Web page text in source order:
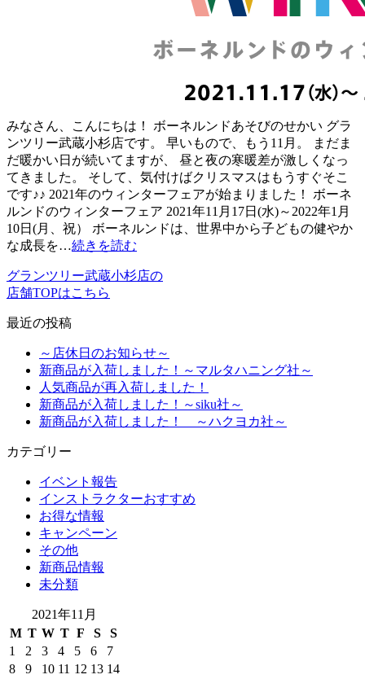
みなさん、こんにちは！ ボーネルンドあそびのせかい グラ
ンツリー武蔵小杉店です。 早いもので、もう11月。 まだま
だ暖かい日が続いてますが、 昼と夜の寒暖差が激しくなっ
てきました。 そして、気付けばクリスマスはもうすぐそこ
です♪♪ 2021年のウィンターフェアが始まりました！ ボーネ
ルンドのウィンターフェア 2021年11月17日(水)～2022年1月
10日(月、祝） ボーネルンドは、世界中から子どもの健やか
な成長を…続きを読む
グランツリー武蔵小杉店の
店舗TOPはこちら
最近の投稿
～店休日のお知らせ～
新商品が入荷しました！～マルタハニング社～
人気商品が再入荷しました！
新商品が入荷しました！～siku社～
新商品が入荷しました！ ～ハクヨカ社～
カテゴリー
イベント報告
インストラクターおすすめ
お得な情報
キャンペーン
その他
新商品情報
未分類
2021年11月
M T W T F S
S
1
2 3 4 5 6
7
8
9 10 11 12 13 14